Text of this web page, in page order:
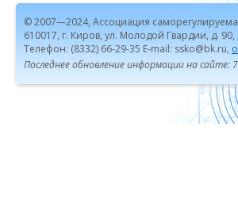
© 2007—2024, Ассоциация
610017, г. Киров, ул. Молодой Гвардии, д. 90,
Телефон: (8332) 66-29-35 E-mail: ssko@bk.ru,
Последнее обновление информации на сайте: 7